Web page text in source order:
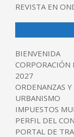
REVISTA EN
BIENVENIDA
2027
ORDENANZAS
URBANISMO
IMPUESTOS
PERFIL DEL
PORTAL DE